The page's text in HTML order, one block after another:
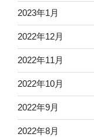
2023年1月
2022年12月
2022年11月
2022年10月
2022年9月
2022年8月